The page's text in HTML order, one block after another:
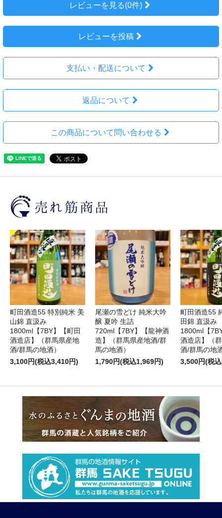
レビューを見る(0件)
レビューを投稿
支払い・配送について
返品について
この商品について問い合わせる
町田酒造55 特別純米 美
山錦 直汲み
1800ml【7BY】【町田
酒造店】（群馬県産地
酒/群馬の地酒）
3,100円(税込3,410円)
尾瀬の雪どけ 純米大吟
醸 夏吟 生詰
720ml【7BY】【龍神酒
造】（群馬県産地酒/群
馬の地酒）
1,790円(税込1,969円)
町田酒造55
田錦 直汲み
1800ml【
酒造店】（
酒/群馬の地
3,500円(税